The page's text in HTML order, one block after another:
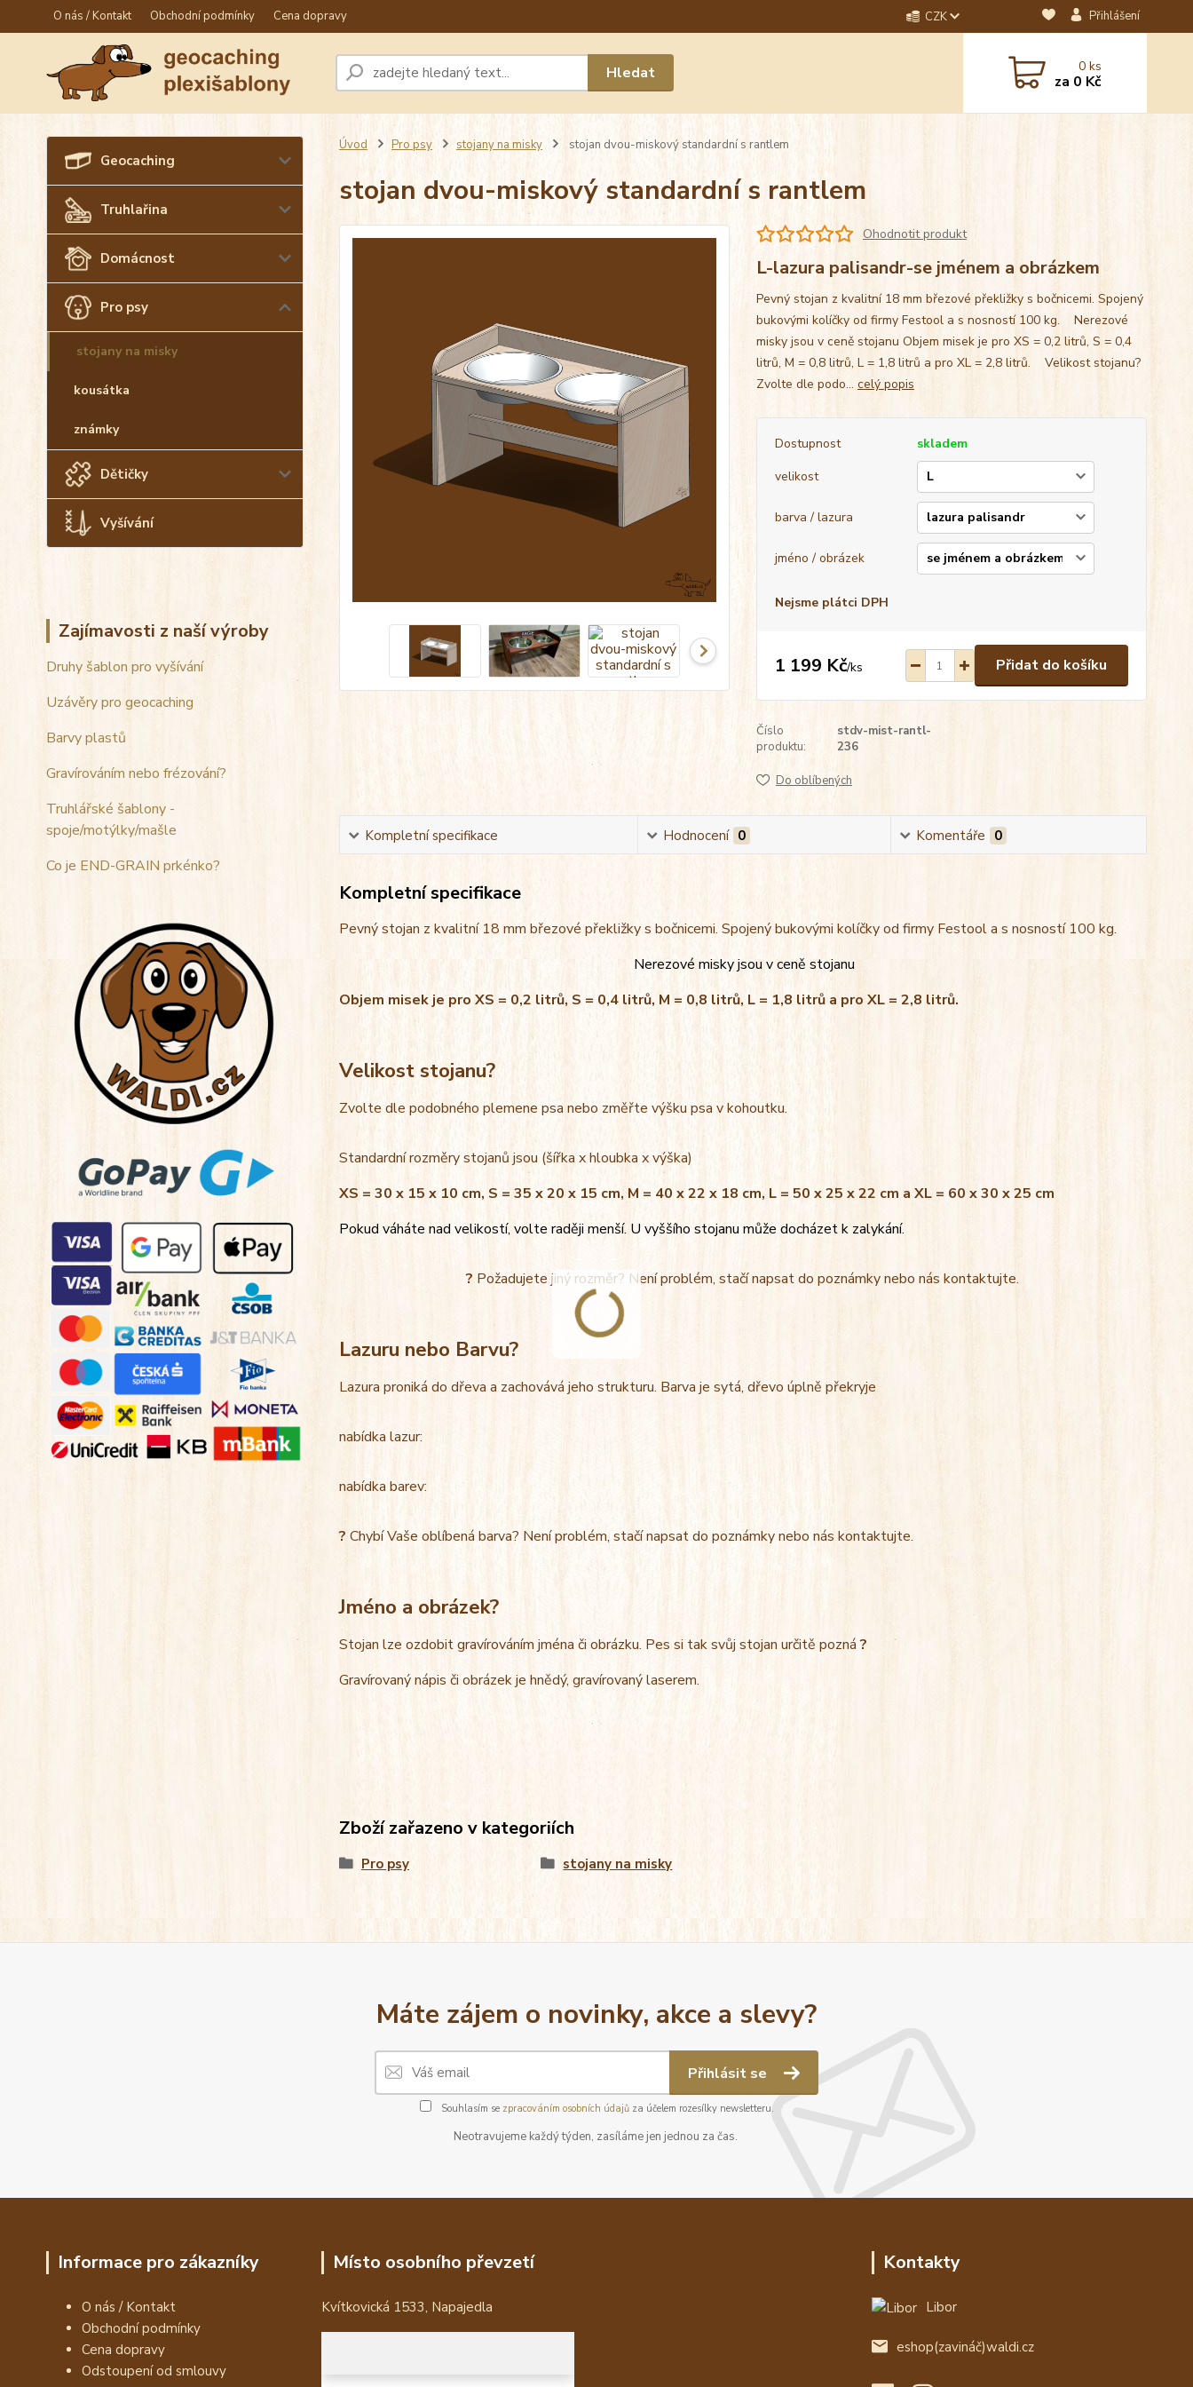
O nás / Kontakt Obchodní podmínky Cena dopravy CZK Přihlášení
Hledat 0ks
za 0 Kč
Geocaching
Truhlařina
Domácnost
Pro psy
stojany na misky
kousátka
známky
Dětičky
Vyšívání
Zajímavosti z naší výroby
Druhy šablon pro vyšívání
Uzávěry pro geocaching
Barvy plastů
Gravírováním nebo frézování?
Truhlářské šablony -
spoje/motýlky/mašle
Co je END-GRAIN prkénko?
Úvod Pro psy stojany na misky stojan dvou-miskový standardní s rantlem
stojan dvou-miskový standardní s rantlem
Ohodnotit produkt
L-lazura palisandr-se jménem a obrázkem
Pevný stojan z kvalitní 18 mm březové překližky s bočnicemi. Spojený
bukovými kolíčky od firmy Festool a s nosností 100 kg. Nerezové
misky jsou v ceně stojanu Objem misek je pro XS = 0,2 litrů, S = 0,4
litrů, M = 0,8 litrů, L = 1,8 litrů a pro XL = 2,8 litrů. Velikost stojanu?
Zvolte dle podo... celý popis
Dostupnost
skladem
velikost
barva / lazura
jméno / obrázek
Nejsme plátci DPH
1 199 Kč/ks Přidat do košíku
Číslo
produktu:
stdv-mist-rantl-
236
Do oblíbených
Kompletní specifikace Hodnocení 0 Komentáře 0
Kompletní specifikace
Pevný stojan z kvalitní 18 mm březové překližky s bočnicemi. Spojený bukovými kolíčky od firmy Festool a s nosností 100 kg.
Nerezové misky jsou v ceně stojanu
Objem misek je pro XS = 0,2 litrů, S = 0,4 litrů, M = 0,8 litrů, L = 1,8 litrů a pro XL = 2,8 litrů.
Velikost stojanu?
Zvolte dle podobného plemene psa nebo změřte výšku psa v kohoutku.
Standardní rozměry stojanů jsou (šířka x hloubka x výška)
XS = 30 x 15 x 10 cm, S = 35 x 20 x 15 cm, M = 40 x 22 x 18 cm, L = 50 x 25 x 22 cm a XL = 60 x 30 x 25 cm
Pokud váháte nad velikostí, volte raději menší. U vyššího stojanu může docházet k zalykání.
? Požadujete jiný rozměr? Není problém, stačí napsat do poznámky nebo nás kontaktujte.
Lazuru nebo Barvu?
Lazura proniká do dřeva a zachovává jeho strukturu. Barva je sytá, dřevo úplně překryje
nabídka lazur:
nabídka barev:
? Chybí Vaše oblíbená barva? Není problém, stačí napsat do poznámky nebo nás kontaktujte.
Jméno a obrázek?
Stojan lze ozdobit gravírováním jména či obrázku. Pes si tak svůj stojan určitě pozná?
Gravírovaný nápis či obrázek je hnědý, gravírovaný laserem.
Zboží zařazeno v kategoriích
Pro psy stojany na misky
Máte zájem o novinky, akce a slevy?
Přihlásit se
Souhlasím se zpracováním osobních údajůza účelem rozesílky newsletteru.
Neotravujeme každý týden, zasíláme jen jednou za čas.
Informace pro zákazníky
O nás / Kontakt
Obchodní podmínky
Cena dopravy
Odstoupení od smlouvy
Místo osobního převzetí
Kvítkovická 1533, Napajedla
Kontakty
Libor
eshop(zavináč)waldi.cz